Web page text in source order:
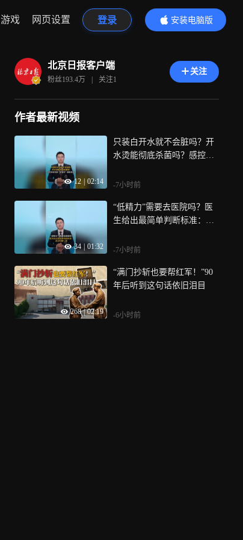
游戏 网页设置 登录
安装电脑版
内容更精彩
北京日报客户端
粉丝193.4万 | 关注1
关注
作者最新视频
12 02:14
只装白开水就不会脏吗？开
水烫能彻底杀菌吗？感控专
都视频·热观察
-7小时前
34 01:32
“低精力”需要去医院吗？医
生给出最简单判断标准：先
-7小时前
268 | 02:19
“满门抄斩也要帮红军！”90
年后听到这句话依旧泪目
-6小时前